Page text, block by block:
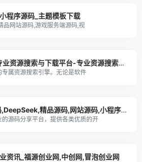
程序源码_主题模板下载
品网站源码,游戏服务端源码,视
快搜资源网 - 专业资源搜索与下载平台-专业资源搜索与下载平台-专业资源搜索与下载平台
属资源搜索引擎。无论是软件
牛角网 | Ai源码,DeepSeek,精品源码,网站源码,小程序源码,公众号模块,APP源码
源码分享平台，提供各类优质的开
资讯_福源创业网,中创网,冒泡创业网